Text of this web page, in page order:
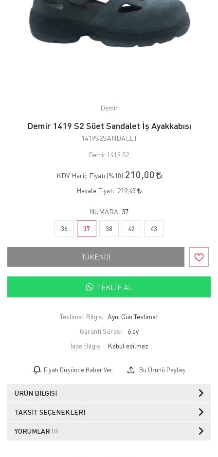
Demir
Demir 1419 S2 Süet Sandalet İş Ayakkabısı
1419S2SANDALET
Demir 1419 S2
KDV Hariç Fiyatı (%10):210,00
Havale Fiyatı: 219,45
NUMARA: 37
36 37 38 42 43
TÜKENDİ
TEKLIF AL
Teslimat Bilgisi Aynı Gün Teslimat
Garanti Süresi: 6 ay
İade Bilgisi:
Fiyatı Düşünce Haber Ver Bu Ürünü Paylaş
ÜRÜN BILGISI
TAKSIT SEÇENEKLERI
YORUMLAR (0)